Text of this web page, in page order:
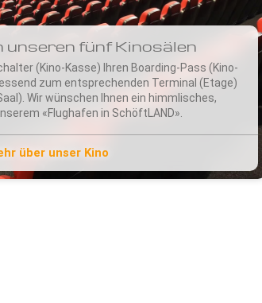
unseren fünf Kinosälen
(Kino-Kasse) Ihren Boarding-Pass (Kino-
zum entsprechenden Terminal (Etage)
Wir wünschen Ihnen ein himmlisches,
«Flughafen in SchöftLAND».
über unser Kino